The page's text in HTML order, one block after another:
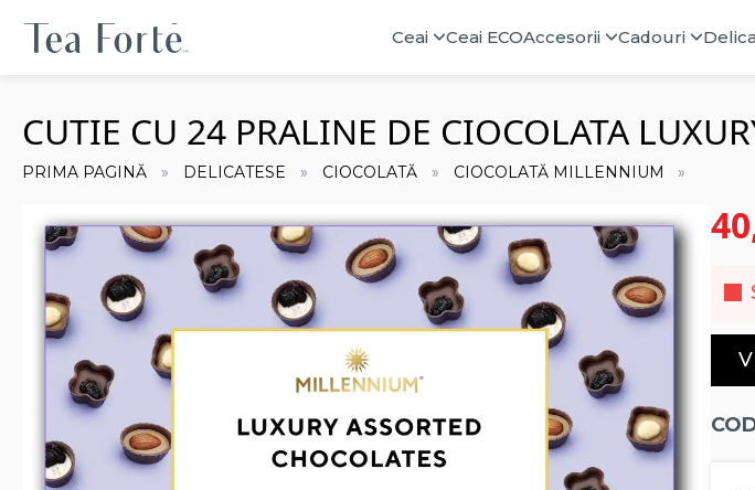
Ceai Ceai ECOAccesorii Cadouri
CUTIE CU 24 PRALINE DE CIOCOLATA
PRIMA PAGINĂ DELICATESE CIOCOLATĂ CIOCOLATĂ MILLENNIUM